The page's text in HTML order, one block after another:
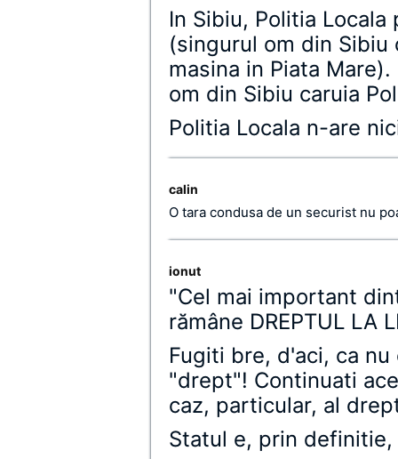
In Sibiu, Politia
(singurul om din
masina in Piata
om din Sibiu caruia
Politia Locala n-are
calin
O tara condusa de un securist nu
ionut
"Cel mai important
rămâne DREPTUL LA
Fugiti bre, d'aci, ca
"drept"! Continuati
caz, particular, al
Statul e, prin